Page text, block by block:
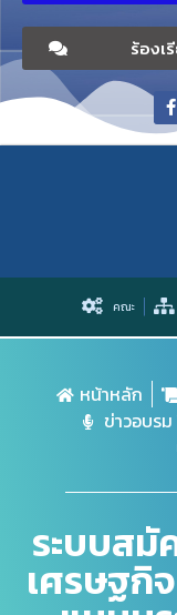
ร้องเ
คณะ
หน้าหลัก
ข่าวอบร
ระบบสมั
เศรษฐกิ